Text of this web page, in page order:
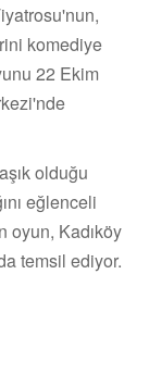
komediye
22 Ekim
olduğu
eğlenceli
oyun, Kadıköy
temsil ediyor.